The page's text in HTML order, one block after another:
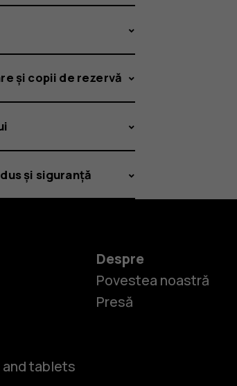
și copii de rezervă
și siguranță
tablets
Despre
Povestea noastră
Presă